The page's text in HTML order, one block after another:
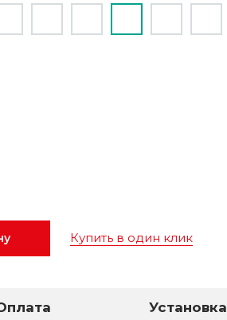
Купить в один клик
Установка